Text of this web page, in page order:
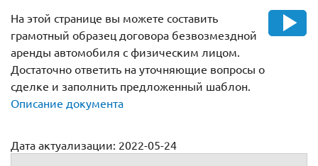
На этой странице вы можете составить
грамотный образец договора безвозмездной
аренды автомобиля с физическим лицом.
Достаточно ответить на уточняющие вопросы о
сделке и заполнить предложенный шаблон.
Описание документа
Дата актуализации: 2022-05-24